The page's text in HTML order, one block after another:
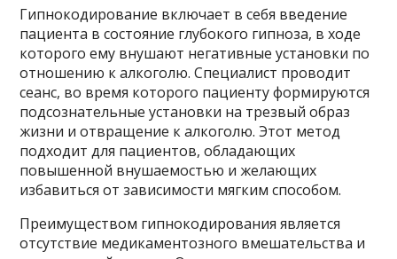
Гипнокодирование включает в себя введение
пациента в состояние глубокого гипноза, в ходе
которого ему внушают негативные установки по
отношению к алкоголю. Специалист проводит
сеанс, во время которого пациенту формируются
подсознательные установки на трезвый образ
жизни и отвращение к алкоголю. Этот метод
подходит для пациентов, обладающих
повышенной внушаемостью и желающих
избавиться от зависимости мягким способом.
Преимуществом гипнокодирования является
отсутствие медикаментозного вмешательства и